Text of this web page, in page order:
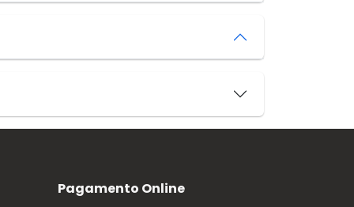
Pagamento Online